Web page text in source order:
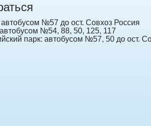
№57 до ост. Совхоз Россия
№54, 88, 50, 125, 117
парк: автобусом №57, 50 до ост.